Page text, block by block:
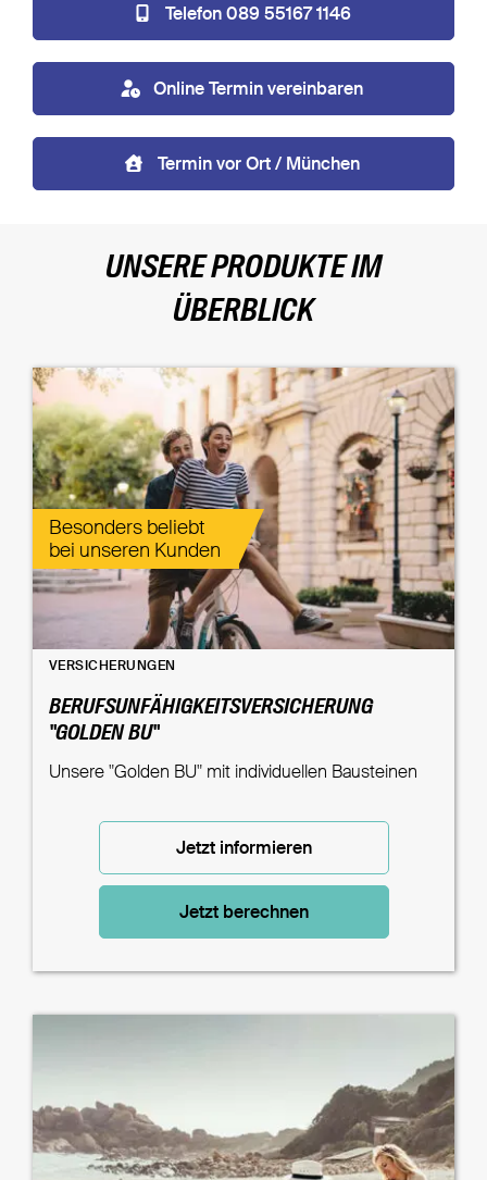
Telefon 089 55167 1146
Online Termin vereinbaren
Termin vor Ort / München
UNSERE PRODUKTE IM
ÜBERBLICK
Besonders beliebt
bei unseren Kunden
VERSICHERUNGEN
BERUFSUNFÄHIGKEITSVERSICHERUNG
"GOLDEN BU"
Unsere "Golden BU" mit individuellen Bausteinen
Jetzt informieren
Jetzt berechnen